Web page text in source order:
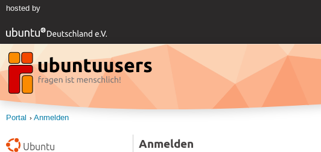
hosted by
Portal Anmelden
Ubuntu Anmelden